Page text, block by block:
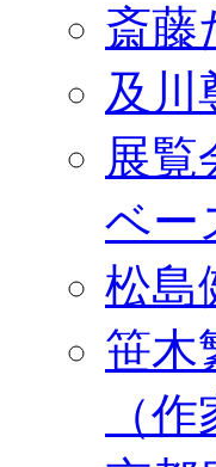
斎
及川
展覧
ベー
松島
笹木
（